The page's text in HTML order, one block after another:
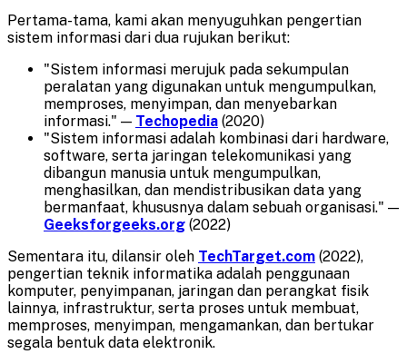
Pertama-tama, kami akan menyuguhkan pengertian
sistem informasi dari dua rujukan berikut:
"Sistem informasi merujuk pada sekumpulan
peralatan yang digunakan untuk mengumpulkan,
memproses, menyimpan, dan menyebarkan
informasi." — Techopedia (2020)
"Sistem informasi adalah kombinasi dari hardware,
software, serta jaringan telekomunikasi yang
dibangun manusia untuk mengumpulkan,
menghasilkan, dan mendistribusikan data yang
bermanfaat, khususnya dalam sebuah organisasi." —
Geeksforgeeks.org (2022)
Sementara itu, dilansir oleh TechTarget.com (2022),
pengertian teknik informatika adalah penggunaan
komputer, penyimpanan, jaringan dan perangkat fisik
lainnya, infrastruktur, serta proses untuk membuat,
memproses, menyimpan, mengamankan, dan bertukar
segala bentuk data elektronik.